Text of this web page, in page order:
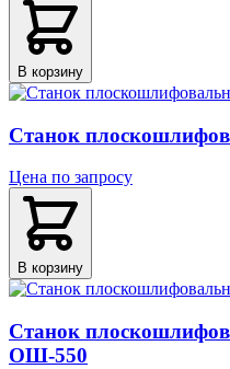
В корзину
Станок
Цена по запросу
В корзину
Станок
ОШ-550